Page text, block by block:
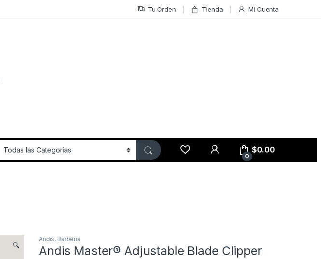
Tu Orden Tienda Mi Cuenta
0
$0.00
🔍
Andis, Barbería
Andis Master® Adjustable Blade Clipper